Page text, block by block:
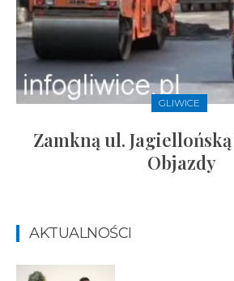
GLIWICE
Zamkną ul.
Objazdy
AKTUALNOŚCI